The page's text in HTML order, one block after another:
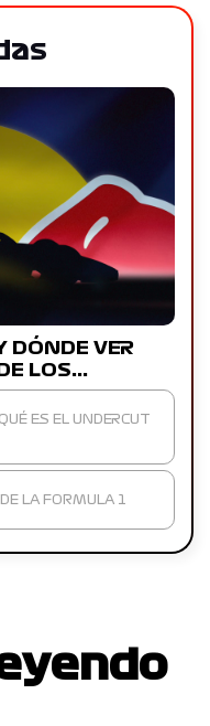
DÓNDE VER
LOS…
ES EL UNDERCUT
LA FORMULA 1